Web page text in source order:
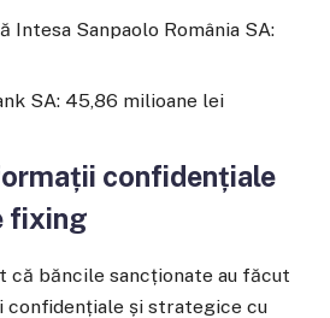
Intesa Sanpaolo România SA:
SA: 45,86 milioane lei
confidențiale
fixing
că băncile sancționate au făcut
confidențiale și strategice cu